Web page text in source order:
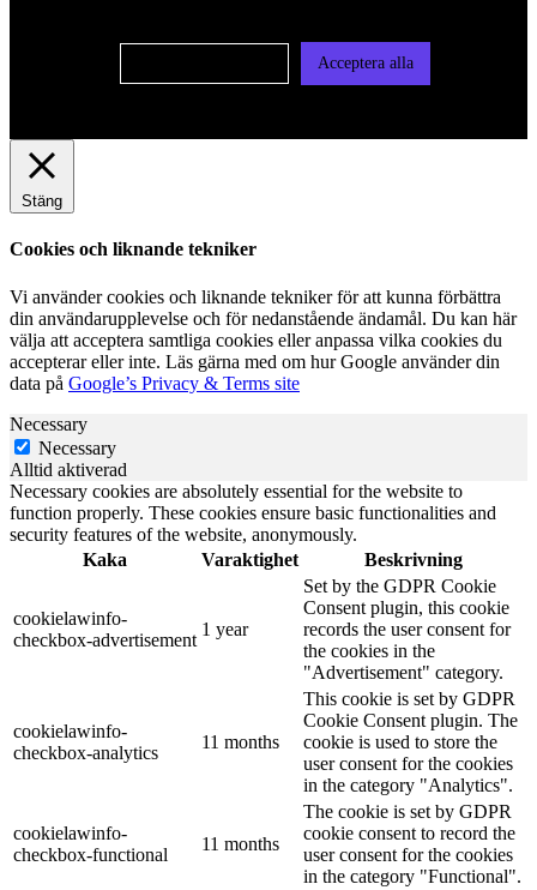
Acceptera alla
Stäng
Cookies och liknande tekniker
Vi använder cookies och liknande tekniker för att kunna förbättra
din användarupplevelse och för nedanstående ändamål. Du kan här
välja att acceptera samtliga cookies eller anpassa vilka cookies du
accepterar eller inte. Läs gärna med om hur Google använder din
data på Google’s Privacy & Terms site
Necessary
Necessary
Alltid aktiverad
Necessary cookies are absolutely essential for the website to
function properly. These cookies ensure basic functionalities and
security features of the website, anonymously.
Kaka
Varaktighet Beskrivning
cookielawinfo-
checkbox-advertisement
1 year
Set by the GDPR Cookie
Consent plugin, this cookie
records the user consent for
the cookies in the
"Advertisement" category.
cookielawinfo-
checkbox-analytics
11 months
This cookie is set by GDPR
Cookie Consent plugin. The
cookie is used to store the
user consent for the cookies
in the category "Analytics".
cookielawinfo-
checkbox-functional
11 months
The cookie is set by GDPR
cookie consent to record the
user consent for the cookies
in the category "Functional".